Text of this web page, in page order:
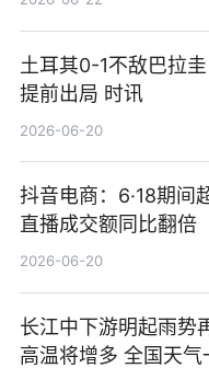
土耳其0-1不敌巴拉
提前出局 时讯
2026-06-20
抖音电商：6·18期间
直播成交额同比翻倍
2026-06-20
长江中下游明起雨势
高温将增多 全国天气